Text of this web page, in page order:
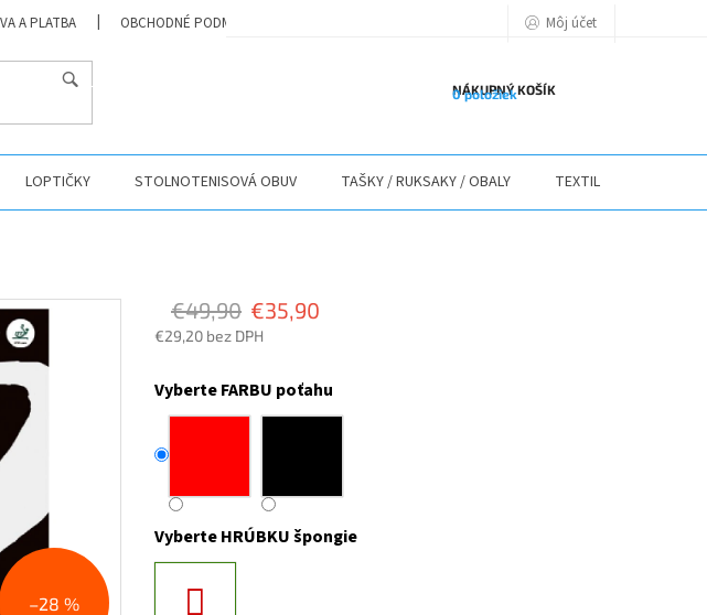
A PLATBA OBCHODNÉ PODMIENKY PODMIENKY OCHRANY OSOBNÝCH ÚDAJOVMôj účet
NÁKUPNÝ KOŠÍK
0 položiek
LOPTIČKY STOLNOTENISOVÁ OBUV TAŠKY / RUKSAKY / OBALY TEXTIL
–28 %
€49,90 €35,90
€29,20 bez DPH
cena:
Vyberte FARBU poťahu
Vyberte HRÚBKU špongie